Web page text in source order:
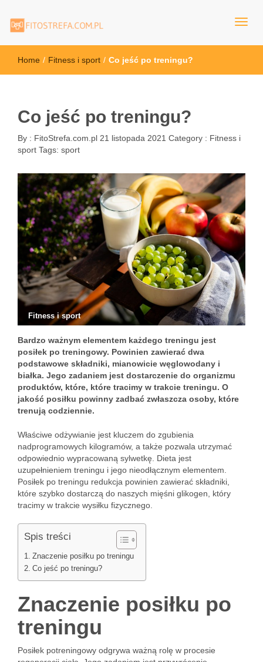
FitoStrefa.com.pl
Home / Fitness i sport / Co jeść po treningu?
Co jeść po treningu?
By : FitoStrefa.com.pl 21 listopada 2021 Category : Fitness i
sport Tags: sport
Fitness i sport
Bardzo ważnym elementem każdego treningu jest
posiłek po treningowy. Powinien zawierać dwa
podstawowe składniki, mianowicie węglowodany i
białka. Jego zadaniem jest dostarczenie do organizmu
produktów, które, które tracimy w trakcie treningu. O
jakość posiłku powinny zadbać zwłaszcza osoby, które
trenują codziennie.
Właściwe odżywianie jest kluczem do zgubienia
nadprogramowych kilogramów, a także pozwala utrzymać
odpowiednio wypracowaną sylwetkę. Dieta jest
uzupełnieniem treningu i jego nieodłącznym elementem.
Posiłek po treningu redukcja powinien zawierać składniki,
które szybko dostarczą do naszych mięśni glikogen, który
tracimy w trakcie wysiłku fizycznego.
Spis treści
Znaczenie posiłku po treningu
Co jeść po treningu?
Znaczenie posiłku po
treningu
Posiłek potreningowy odgrywa ważną rolę w procesie